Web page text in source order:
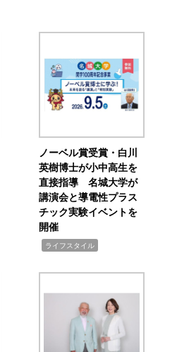
ノーベル賞受賞・白川
英樹博士が小中高生を
直接指導 名城大学が
講演会と導電性プラス
チック実験イベントを
開催
ライフスタイル